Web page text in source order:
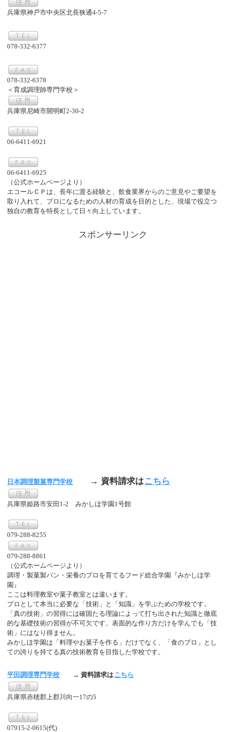
兵庫県神戸市中央区北長狭通4-5-7
078-332-6377
078-332-6378
＜育成調理師専門学校＞
兵庫県尼崎市開明町2-30-2
06-6411-6921
06-6411-6925
（公式ホームページより）
エコールＣＰは、長年に渡る経験と、飲食業界からのご意見やご要望を
取り入れて、プロになるための人材の育成を目的とした、現場で役立つ
独自の教育を特長として日々向上しています。
スポンサーリンク
日本調理製菓専門学校 → 資料請求はこちら
兵庫県姫路市安田1-2 みかしほ学園1号館
079-288-8255
079-288-8861
（公式ホームページより）
調理・製菓製パン・栄養のプロを育てるフード総合学園『みかしほ学
園』
ここは料理教室や菓子教室とは違います。
プロとして本当に必要な「技術」と「知識」を学ぶための学校です。
「真の技術」の習得には確固たる理論によって打ち出された知識と徹底
的な基礎技術の習得が不可欠です。表面的な作り方だけを学んでも「技
術」にはなり得ません。
みかしほ学園は「料理やお菓子を作る」だけでなく、「食のプロ」とし
ての誇りを持てる真の技術教育を目指した学校です。
平田調理専門学校 → 資料請求はこちら
兵庫県赤穂郡上郡川向一17の5
07915-2-0615(代)